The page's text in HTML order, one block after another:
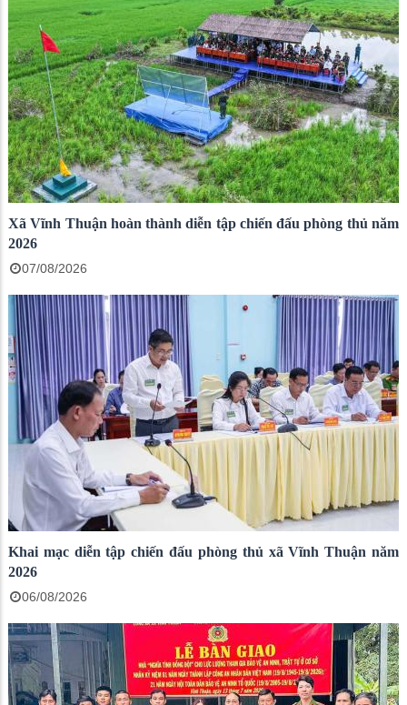
Xã Vĩnh Thuận hoàn thành diễn tập chiến đấu phòng thủ năm
2026
07/08/2026
Khai mạc diễn tập chiến đấu phòng thủ xã Vĩnh Thuận năm
2026
06/08/2026